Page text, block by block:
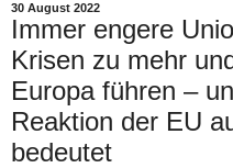
30 August 2022
Immer engere
Krisen zu mehr
Europa führen –
Reaktion der EU
bedeutet